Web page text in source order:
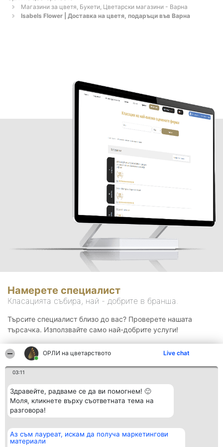
ОРЛИ на цветарството Live chat
03:11
Здравейте, радваме се да ви помогнем! 🙂
Моля, кликнете върху съответната тема на
разговора!
Аз съм лауреат, искам да получа маркетингови
материали
Магазини за цветя, Букети, Цветарски магазини - Варна
Isabels Flower | Доставка на цветя, подаръци във Варна
Намерете специалист
Класацията събира, най - добрите в бранша.
Търсите специалист близо до вас? Проверете нашата
търсачка. Използвайте само най-добрите услуги!
Организатор на
класиране
Класация Контакти